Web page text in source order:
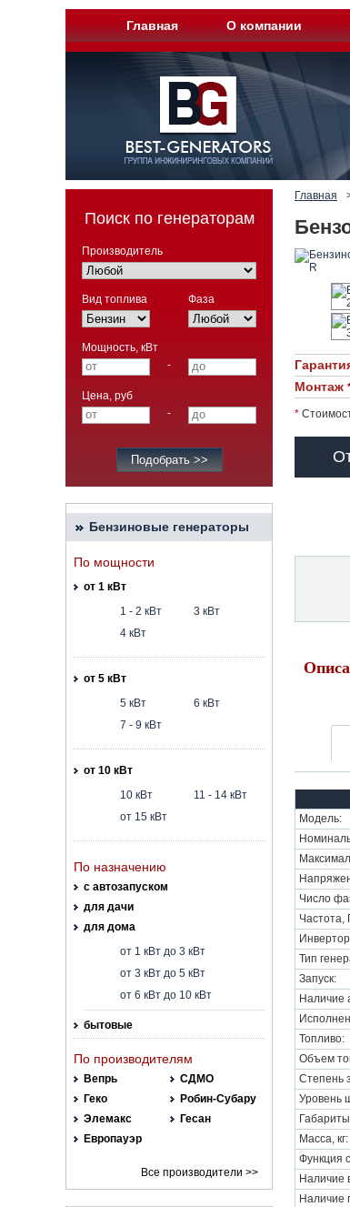
Главная О компании
Поиск по генераторам
Производитель
Вид топлива Фаза
Мощность, кВт
-
Цена, руб
-
Бензиновые генераторы
По мощности
от 1 кВт
1 - 2 кВт
3 кВт
4 кВт
от 5 кВт
5 кВт
6 кВт
7 - 9 кВт
от 10 кВт
10 кВт
11 - 14 кВт
от 15 кВт
По назначению
с автозапуском
для дачи
для дома
от 1 кВт до 3 кВт
от 3 кВт до 5 кВт
от 6 кВт до 10 кВт
бытовые
По производителям
Вепрь
СДМО
Геко
Робин-Субару
Элемакс
Гесан
Европауэр
Все производители >>
Главная
Монтаж
*
Модель:
Число
Частота,
Тип
Запуск:
Наличие
Топливо:
Объем
Степень
Уровень
Масса, кг:
Функция
Наличие
Наличие